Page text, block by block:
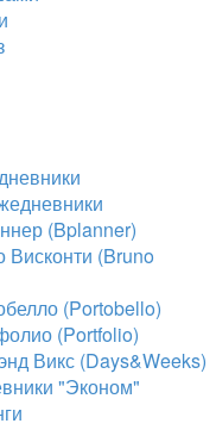
(Bplanner)
(Bruno
(Portobello)
(Portfolio)
Викс (Days&Weeks)
"Эконом"